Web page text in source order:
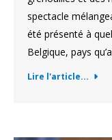
spectacle
été présenté à
Belgique, pays
Lire l'article...